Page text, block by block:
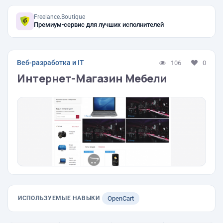
Freelance.Boutique
Премиум-сервис для лучших исполнителей
Веб-разработка и IT 106 0
Интернет-Магазин Мебели
ИСПОЛЬЗУЕМЫЕ НАВЫКИ OpenCart